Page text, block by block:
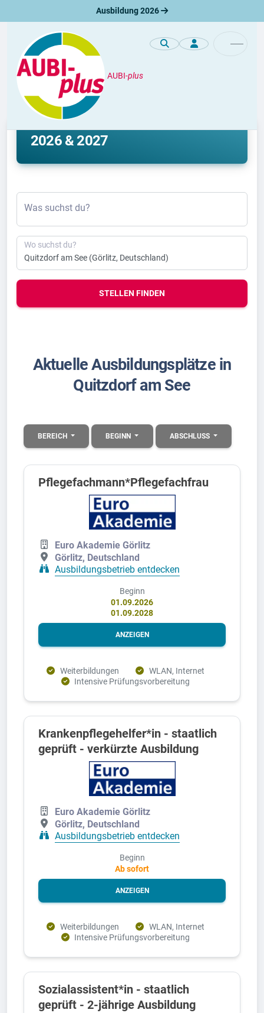
Ausbildung 2026
AUBI-plus
Ausbildung
Ausbildung Quitzdorf am See
2026 & 2027
Was suchst du?
Wo suchst du?
STELLEN FINDEN
Aktuelle Ausbildungsplätze in
Quitzdorf am See
BEREICH BEGINN ABSCHLUSS
Pflegefachmann*Pflegefachfrau
Euro Akademie Görlitz
Görlitz, Deutschland
Ausbildungsbetrieb entdecken
Beginn
01.09.2026
01.09.2028
ANZEIGEN
Weiterbildungen
WLAN, Internet
Intensive Prüfungsvorbereitung
Krankenpflegehelfer*in - staatlich
geprüft - verkürzte Ausbildung
Euro Akademie Görlitz
Görlitz, Deutschland
Ausbildungsbetrieb entdecken
Beginn
Ab sofort
ANZEIGEN
Weiterbildungen
WLAN, Internet
Intensive Prüfungsvorbereitung
Sozialassistent*in - staatlich
geprüft - 2-jährige Ausbildung